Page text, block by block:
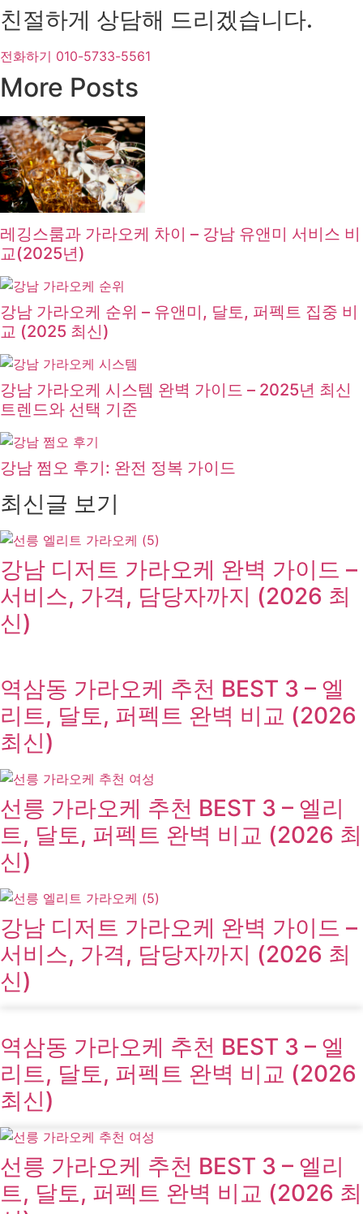
친절하게 상담해 드리겠습니다.
전화하기 010-5733-5561
More Posts
레깅스룸과 가라오케 차이 – 강남 유앤미 서비스 비
교(2025년)
강남 가라오케 순위 – 유앤미, 달토, 퍼펙트 집중 비
교 (2025 최신)
강남 가라오케 시스템 완벽 가이드 – 2025년 최신
트렌드와 선택 기준
강남 쩜오 후기: 완전 정복 가이드
최신글 보기
강남 디저트 가라오케 완벽 가이드 –
서비스, 가격, 담당자까지 (2026 최
신)
역삼동 가라오케 추천 BEST 3 – 엘
리트, 달토, 퍼펙트 완벽 비교 (2026
최신)
선릉 가라오케 추천 BEST 3 – 엘리
트, 달토, 퍼펙트 완벽 비교 (2026 최
신)
강남 디저트 가라오케 완벽 가이드 –
서비스, 가격, 담당자까지 (2026 최
신)
역삼동 가라오케 추천 BEST 3 – 엘
리트, 달토, 퍼펙트 완벽 비교 (2026
최신)
선릉 가라오케 추천 BEST 3 – 엘리
트, 달토, 퍼펙트 완벽 비교 (2026 최